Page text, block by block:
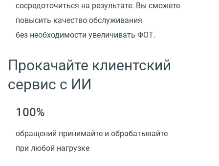
сосредоточиться на результате. Вы сможете
повысить качество обслуживания
без необходимости увеличивать ФОТ.
Прокачайте клиентский
сервис с ИИ
100%
обращений принимайте и обрабатывайте
при любой нагрузке